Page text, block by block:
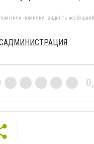
помилку, виділіть